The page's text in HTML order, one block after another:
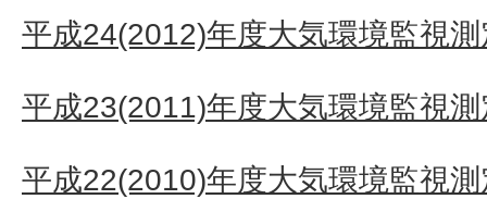
平成24(2012)年度大気環境監視
平成23(2011)年度大気環境監視
平成22(2010)年度大気環境監視